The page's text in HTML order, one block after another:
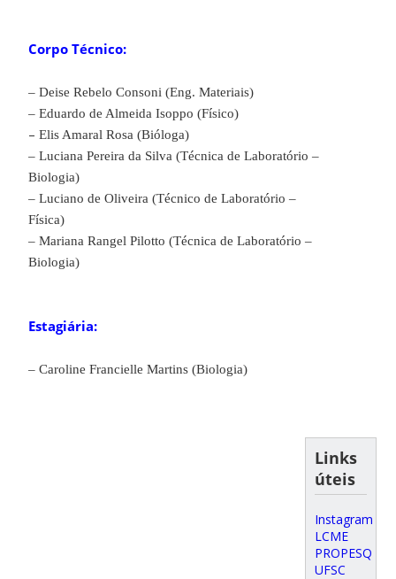
Corpo Técnico:
– Deise Rebelo Consoni (Eng. Materiais)
– Eduardo de Almeida Isoppo (Físico)
–Elis Amaral Rosa (Bióloga)
– Luciana Pereira da Silva (Técnica de Laboratório –
Biologia)
– Luciano de Oliveira (Técnico de Laboratório –
Física)
– Mariana Rangel Pilotto (Técnica de Laboratório –
Biologia)
Estagiária:
– Caroline Francielle Martins (Biologia)
Links
úteis
Instagram
LCME
PROPESQ
UFSC